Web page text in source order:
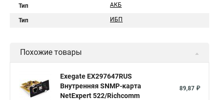
Тип АКБ
Тип ИБП
Похожие товары
Exegate EX297647RUS
Внутренняя SNMP-карта
NetExpert 522/Richcomm
89,87 ₽